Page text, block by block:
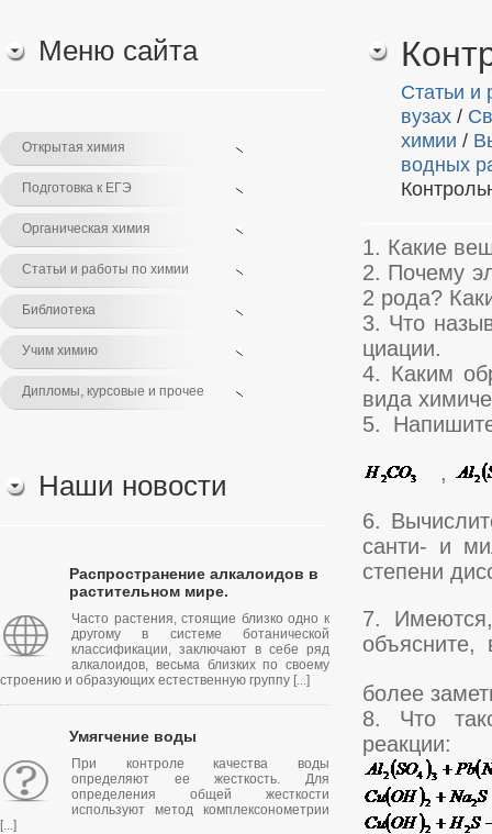
Меню сайта
Открытая химия
Подготовка к ЕГЭ
Органическая химия
Статьи и работы по химии
Библиотека
Учим химию
Дипломы, курсовые и прочее
Наши новости
Распространение алкалоидов в
растительном мире.
Часто растения, стоящие близко одно к
другому в системе ботанической
классификации, заключают в себе ряд
алкалоидов, весьма близких по своему
строению и образующих естественную группу [...]
Умягчение воды
При контроле качества воды
определяют ее жесткость. Для
определения общей жесткости
используют метод комплексонометрии
[...]
Статьи и
вузах /
химии /
водных
1. Какие
2. Почему
2 рода?
3. Что
циации.
4. Каким
вида
5.
,
6.
санти- и
степени
7.
более
8. Что
реакции: